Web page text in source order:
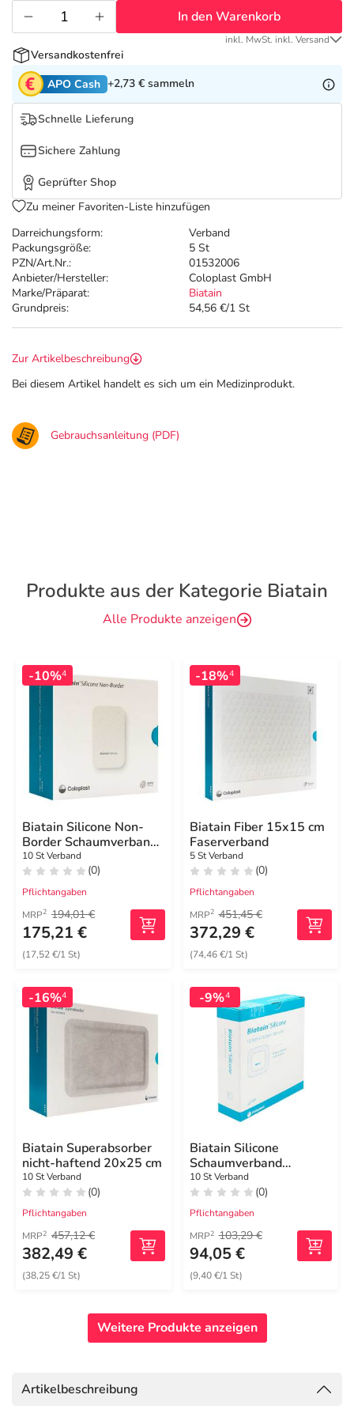
Tierapotheke
Vitamine & Mineralstoffe
Marken
Salus Deals
Darreichungsform:
Verband
Packungsgröße:
5 St
PZN/Art.Nr.:
01532006
Anbieter/Hersteller:
Coloplast GmbH
Marke/Präparat:
Biatain
Grundpreis:
54,56 €/1 St
In den Warenkorb
inkl. MwSt. inkl. Versand
Versandkostenfrei
APO Cash +2,73 € sammeln
Schnelle Lieferung
Sichere Zahlung
Geprüfter Shop
Zu meiner Favoriten-Liste hinzufügen
Zur Artikelbeschreibung
Bei diesem Artikel handelt es sich um ein Medizinprodukt.
Gebrauchsanleitung (PDF)
Produkte aus der Kategorie Biatain
Alle Produkte anzeigen
-10%4
Biatain Silicone Non-
Border Schaumverband
5x7,5 cm
10 St Verband
(0)
Pflichtangaben
MRP2 194,01 €
175,21 €
(17,52 €/1 St)
-18%4
Biatain Fiber 15x15 cm
Faserverband
5 St Verband
(0)
Pflichtangaben
MRP2 451,45 €
372,29 €
(74,46 €/1 St)
-16%4
Biatain Superabsorber
nicht-haftend 20x25 cm
10 St Verband
(0)
Pflichtangaben
MRP2 457,12 €
382,49 €
(38,25 €/1 St)
-9%4
Biatain Silicone
Schaumverband
12,5x12,5 cm
10 St Verband
(0)
Pflichtangaben
MRP2 103,29 €
94,05 €
(9,40 €/1 St)
Weitere Produkte anzeigen
Artikelbeschreibung